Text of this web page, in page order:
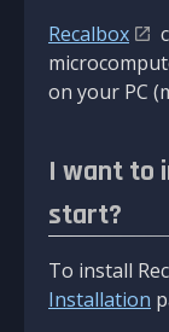
Recalbox
on your PC
I want to
start?
To install
Installation